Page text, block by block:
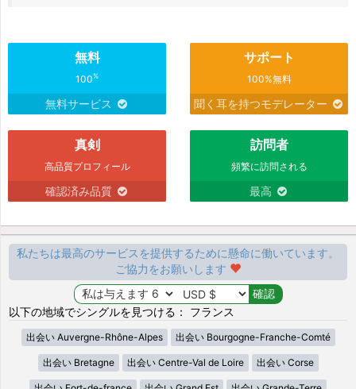
無料
100%
無料サービス
サポート
100%無料
聞く耳を持つモデレーター
真剣
高品質プロフィール
確認済み品質
訪問者
頻繁に訪問される
最高
私たちは最高のサービスを提供するために懸命に働いています。
ご協力をお願いします
以下の地域でシングルを見つける： フランス
出会い Auvergne-Rhône-Alpes 出会い Bourgogne-Franche-Comté
出会い Bretagne 出会い Centre-Val de Loire 出会い Corse